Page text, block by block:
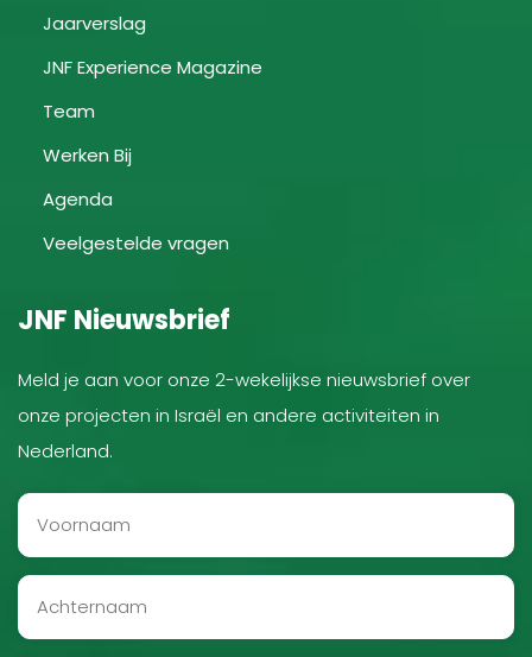
Jaarverslag
JNF Experience Magazine
Team
Werken Bij
Agenda
Veelgestelde vragen
JNF Nieuwsbrief
Meld je aan voor onze 2-wekelijkse nieuwsbrief over
onze projecten in Israël en andere activiteiten in
Nederland.